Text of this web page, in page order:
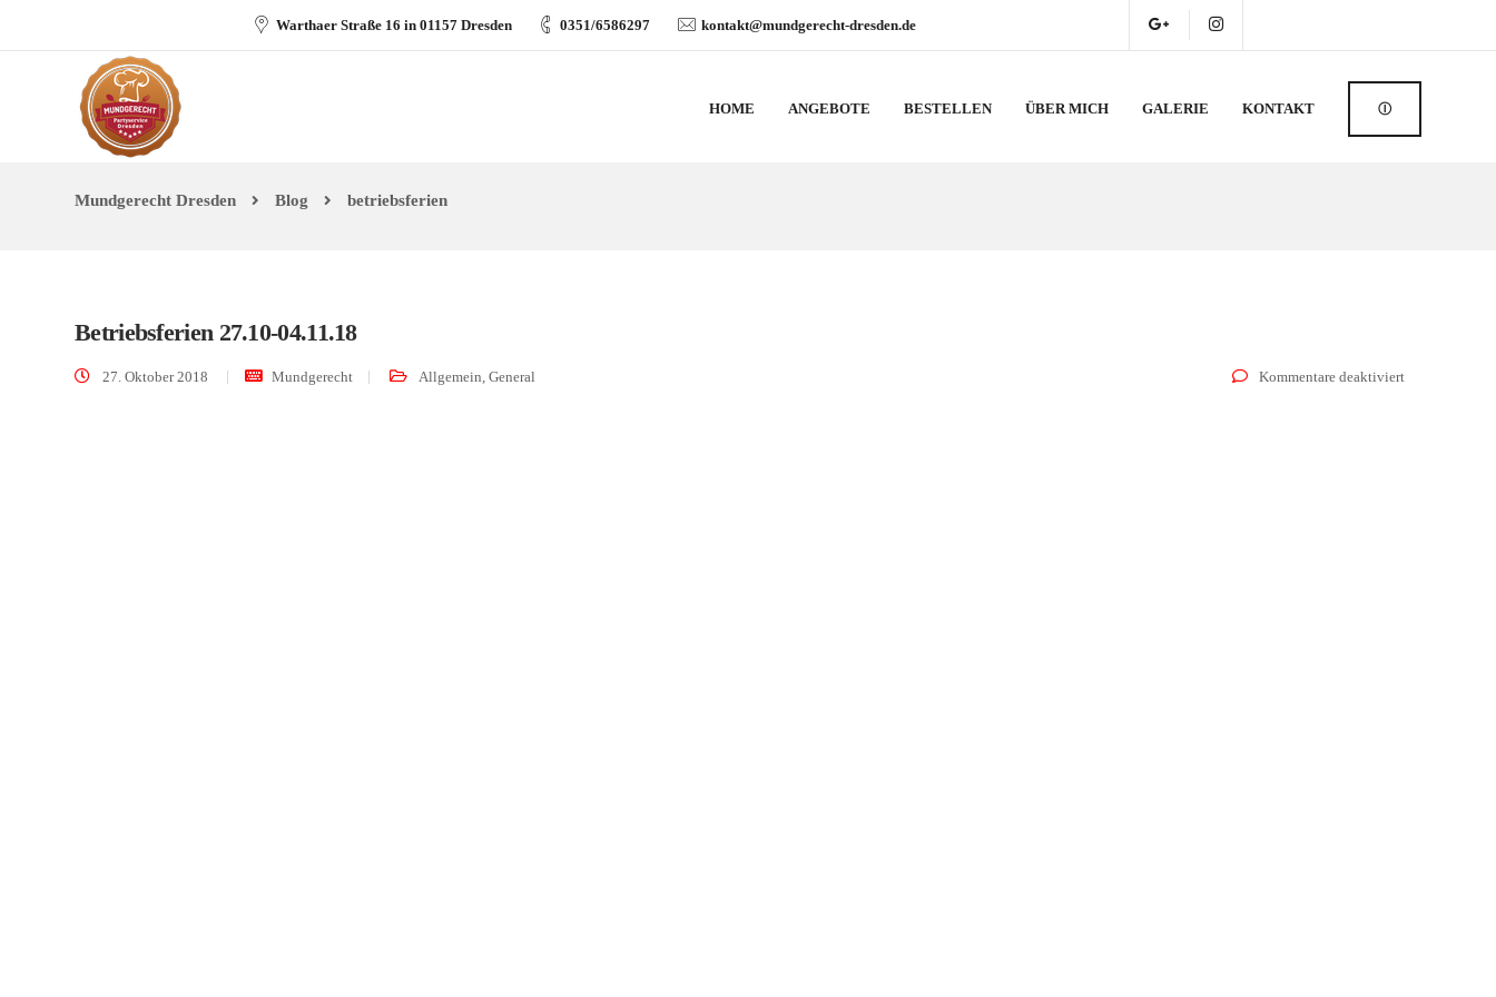
Warthaer Straße 16 in 01157 Dresden 0351/6586297 kontakt@mundgerecht-dresden.de
HOME ANGEBOTE BESTELLEN ÜBER MICH GALERIE KONTAKT Ⓘ
Mundgerecht Dresden Blog betriebsferien
Betriebsferien 27.10-04.11.18
27. Oktober 2018 Mundgerecht Allgemein, General Kommentare deaktiviertfür